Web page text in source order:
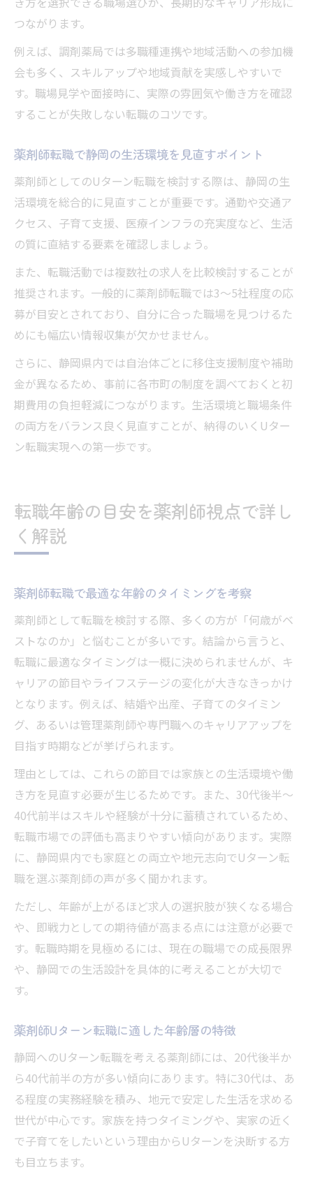
つながります。
例えば、調剤薬局では多職種連携や地域活動への参加機
会も多く、スキルアップや地域貢献を実感しやすいで
す。職場見学や面接時に、実際の雰囲気や働き方を確認
することが失敗しない転職のコツです。
薬剤師転職で静岡の生活環境を見直すポイント
薬剤師としてのUターン転職を検討する際は、静岡の生
活環境を総合的に見直すことが重要です。通勤や交通ア
クセス、子育て支援、医療インフラの充実度など、生活
の質に直結する要素を確認しましょう。
また、転職活動では複数社の求人を比較検討することが
推奨されます。一般的に薬剤師転職では3〜5社程度の応
募が目安とされており、自分に合った職場を見つけるた
めにも幅広い情報収集が欠かせません。
さらに、静岡県内では自治体ごとに移住支援制度や補助
金が異なるため、事前に各市町の制度を調べておくと初
期費用の負担軽減につながります。生活環境と職場条件
の両方をバランス良く見直すことが、納得のいくUター
ン転職実現への第一歩です。
転職年齢の目安を薬剤師視点で詳し
く解説
薬剤師転職で最適な年齢のタイミングを考察
薬剤師として転職を検討する際、多くの方が「何歳がベ
ストなのか」と悩むことが多いです。結論から言うと、
転職に最適なタイミングは一概に決められませんが、キ
ャリアの節目やライフステージの変化が大きなきっかけ
となります。例えば、結婚や出産、子育てのタイミン
グ、あるいは管理薬剤師や専門職へのキャリアアップを
目指す時期などが挙げられます。
理由としては、これらの節目では家族との生活環境や働
き方を見直す必要が生じるためです。また、30代後半～
40代前半はスキルや経験が十分に蓄積されているため、
転職市場での評価も高まりやすい傾向があります。実際
に、静岡県内でも家庭との両立や地元志向でUターン転
職を選ぶ薬剤師の声が多く聞かれます。
ただし、年齢が上がるほど求人の選択肢が狭くなる場合
や、即戦力としての期待値が高まる点には注意が必要で
す。転職時期を見極めるには、現在の職場での成長限界
や、静岡での生活設計を具体的に考えることが大切で
す。
薬剤師Uターン転職に適した年齢層の特徴
静岡へのUターン転職を考える薬剤師には、20代後半か
ら40代前半の方が多い傾向にあります。特に30代は、あ
る程度の実務経験を積み、地元で安定した生活を求める
世代が中心です。家族を持つタイミングや、実家の近く
で子育てをしたいという理由からUターンを決断する方
も目立ちます。